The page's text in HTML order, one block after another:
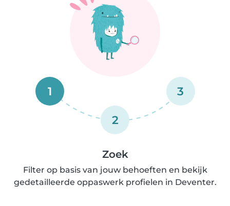
1
2
3
Zoek
Filter op basis van jouw behoeften en bekijk
gedetailleerde oppaswerk profielen in Deventer.